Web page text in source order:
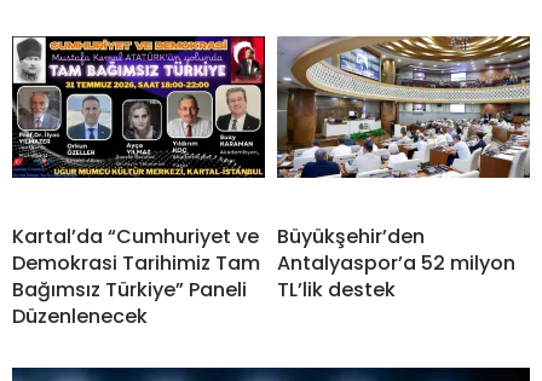
Kartal’da “Cumhuriyet ve
Demokrasi Tarihimiz Tam
Bağımsız Türkiye” Paneli
Düzenlenecek
Büyükşehir’den
Antalyaspor’a 52 milyon
TL’lik destek